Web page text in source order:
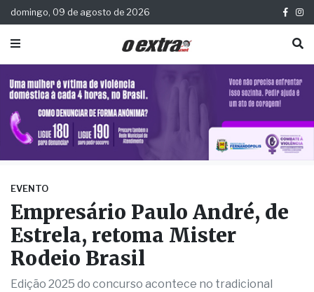
domingo, 09 de agosto de 2026
EVENTO
Empresário Paulo André, de
Estrela, retoma Mister
Rodeio Brasil
Edição 2025 do concurso acontece no tradicional